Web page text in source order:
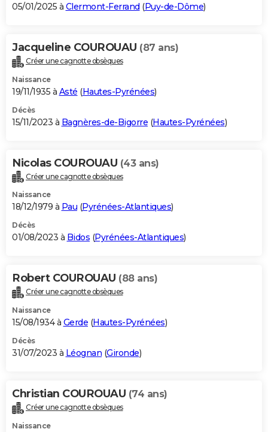
05/01/2025 à Clermont-Ferrand (Puy-de-Dôme)
Jacqueline COUROUAU (87 ans)
Créer une cagnotte obsèques
Naissance
19/11/1935 à Asté (Hautes-Pyrénées)
Décès
15/11/2023 à Bagnères-de-Bigorre (Hautes-Pyrénées)
Nicolas COUROUAU (43 ans)
Créer une cagnotte obsèques
Naissance
18/12/1979 à Pau (Pyrénées-Atlantiques)
Décès
01/08/2023 à Bidos (Pyrénées-Atlantiques)
Robert COUROUAU (88 ans)
Créer une cagnotte obsèques
Naissance
15/08/1934 à Gerde (Hautes-Pyrénées)
Décès
31/07/2023 à Léognan (Gironde)
Christian COUROUAU (74 ans)
Créer une cagnotte obsèques
Naissance